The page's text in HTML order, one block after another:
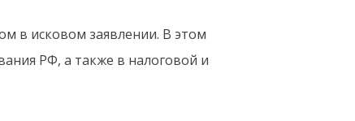
в исковом заявлении. В этом
РФ, а также в налоговой и